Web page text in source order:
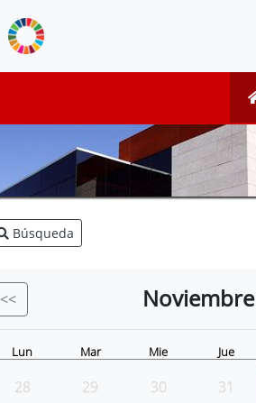
Búsqueda
<< Noviembre
Lun Mar Mie Jue
28 29 30 31